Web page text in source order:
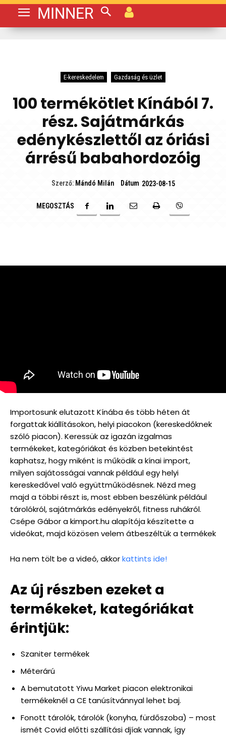
MINNER
E-kereskedelem Gazdaság és üzlet
100 termékötlet Kínából 7.
rész. Sajátmárkás
edénykészlettől az óriási
árrésű babahordozóig
Szerző: Mándó Milán Dátum 2023-08-15
MEGOSZTÁS
Importosunk elutazott Kínába és több héten át
forgattak kiállításokon, helyi piacokon (kereskedőknek
szóló piacon). Keressük az igazán izgalmas
termékeket, kategóriákat és közben betekintést
kaphatsz, hogy miként is működik a kínai import,
milyen sajátosságai vannak például egy helyi
kereskedővel való együttműködésnek. Nézd meg
majd a többi részt is, most ebben beszélünk például
tárolókról, sajátmárkás edényekről, fitness ruhákról.
Csépe Gábor a kimport.hu alapítója készítette a
videókat, majd közösen velem átbeszéltük a termékek
Ha nem tölt be a videó, akkorkattints ide!
Az új részben ezeket a
termékeket, kategóriákat
érintjük:
Szaniter termékek
Méterárú
A bemutatott Yiwu Market piacon elektronikai
termékeknél a CE tanúsítvánnyal lehet baj.
Fonott tárolók, tárolók (konyha, fürdőszoba) – most
ismét Covid előtti szállítási djíak vannak, így